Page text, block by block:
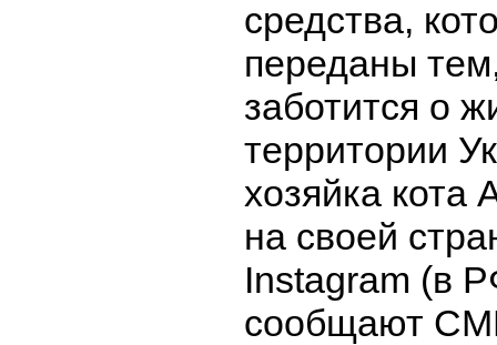
средства,
переданы
заботится о
территории
хозяйка кота
на своей
Instagram (в
сообщают